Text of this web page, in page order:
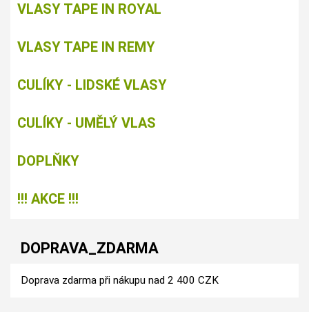
VLASY TAPE IN ROYAL
VLASY TAPE IN REMY
CULÍKY - LIDSKÉ VLASY
CULÍKY - UMĚLÝ VLAS
DOPLŇKY
!!! AKCE !!!
DOPRAVA_ZDARMA
Doprava zdarma při nákupu nad 2 400 CZK